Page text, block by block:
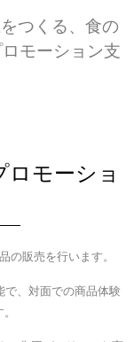
つくる、食の
モーション支
ロモーショ
の販売を行います。
で、対面での商品体験